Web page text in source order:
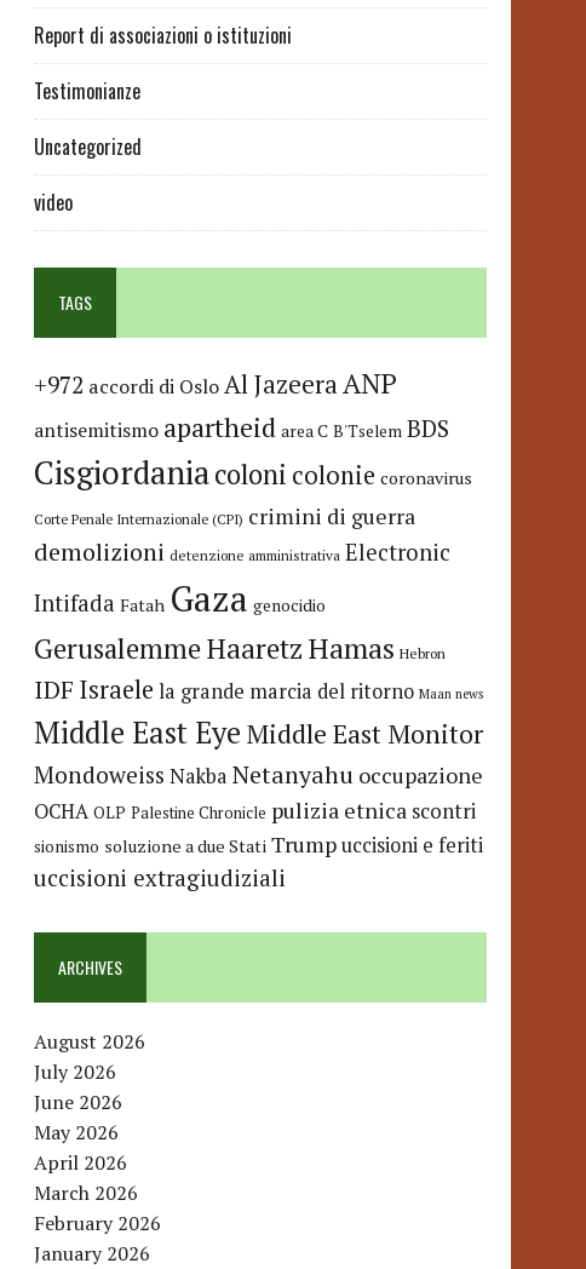
Report di associazioni o istituzioni
Testimonianze
Uncategorized
video
TAGS
+972 accordi di OsloAl JazeeraANP
antisemitismo apartheid area C B'Tselem BDS
Cisgiordaniacoloni colonie coronavirus
Corte Penale Internazionale (CPI) crimini di guerra
demolizioni detenzione amministrativa Electronic
Intifada Fatah Gaza genocidio
GerusalemmeHaaretzHamas Hebron
IDF Israele la grande marcia del ritorno Maan news
Middle East Eye Middle East Monitor
Mondoweiss Nakba Netanyahu occupazione
OCHA OLP Palestine Chronicle pulizia etnica scontri
sionismo soluzione a due Stati Trumpuccisioni e feriti
uccisioni extragiudiziali
ARCHIVES
August 2026
July 2026
June 2026
May 2026
April 2026
March 2026
February 2026
January 2026